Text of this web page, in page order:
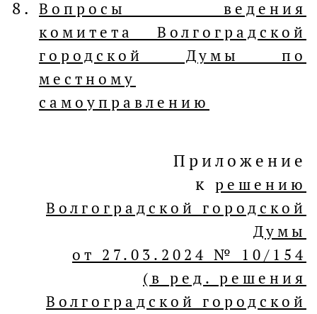
Вопросы ведения
комитета Волгоградской
городской Думы по
местному
самоуправлению
Приложение
к решению
Волгоградской городской
Думы
от 27.03.2024 № 10/154
(в ред. решения
Волгоградской городской